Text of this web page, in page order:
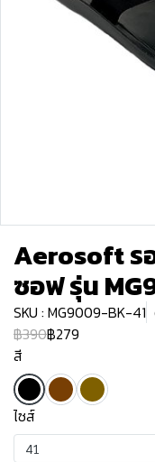
Aerosoft ร
ซอฟ รุ่น
SKU : MG9009-BK-41
฿390฿279
สี
ไซส์
41